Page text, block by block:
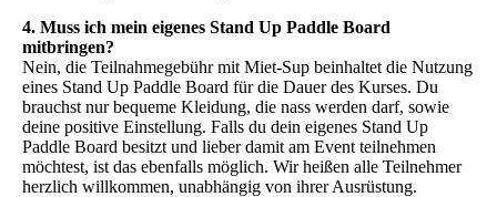
4. Muss ich mein eigenes Stand Up Paddle Board
mitbringen?
Nein, die Teilnahmegebühr mit Miet-Sup beinhaltet die Nutzung
eines Stand Up Paddle Board für die Dauer des Kurses. Du
brauchst nur bequeme Kleidung, die nass werden darf, sowie
deine positive Einstellung. Falls du dein eigenes Stand Up
Paddle Board besitzt und lieber damit am Event teilnehmen
möchtest, ist das ebenfalls möglich. Wir heißen alle Teilnehmer
herzlich willkommen, unabhängig von ihrer Ausrüstung.